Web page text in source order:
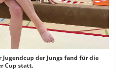
der Jungs fand für die
Cup statt.